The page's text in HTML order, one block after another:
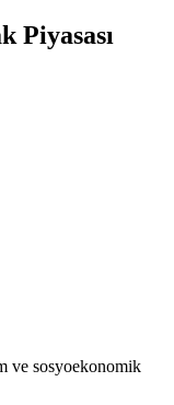
Piyasası
ve sosyoekonomik